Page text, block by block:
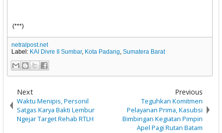
(***)
netralpost.net
Label: KAI Divre II Sumbar, Kota Padang,Sumatera Barat
Next
Waktu Menipis, Personil
Satgas Karya Bakti Lembur
Ngejar Target Rehab RTLH
Previous
Teguhkan Komitmen
Pelayanan Prima, Kasubsi
Bimbingan Kegiatan Pimpin
Apel Pagi Rutan Batam